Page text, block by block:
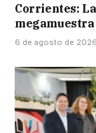
Corrientes:
6 de agosto de 2026